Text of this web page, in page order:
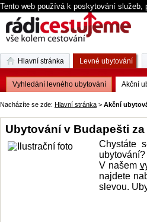
Tento web používá k poskytování
Nacházíte se zde: Hlavní stránka > Akční
Ubytování v Budapešti
Chystáte
V našem
najdete
slevou.
Hlavní stránka Levné ubytování
Vyhledání levného ubytování Akční